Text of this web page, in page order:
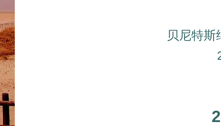
贝尼特斯